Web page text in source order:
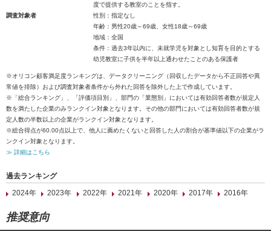
度で提供する教室のことを指す。
調査対象者
性別：指定なし
年齢：男性20歳～69歳、女性18歳～69歳
地域：全国
条件：過去3年以内に、未就学児を対象とし知育を目的とする
幼児教室に子供を半年以上通わせたことのある保護者
※オリコン顧客満足度ランキングは、データクリーニング（回収したデータから不正回答や異
常値を排除）および調査対象者条件から外れた回答を除外した上で作成しています。
※「総合ランキング」、「評価項目別」、部門の「業態別」においては有効回答者数が規定人
数を満たした企業のみランクイン対象となります。その他の部門においては有効回答者数が規
定人数の半数以上の企業がランクイン対象となります。
※総合得点が60.00点以上で、他人に薦めたくないと回答した人の割合が基準値以下の企業がラ
ンクイン対象となります。
≫ 詳細はこちら
過去ランキング
2024年
2023年 2022年 2021年 2020年 2017年 2016年
推奨意向